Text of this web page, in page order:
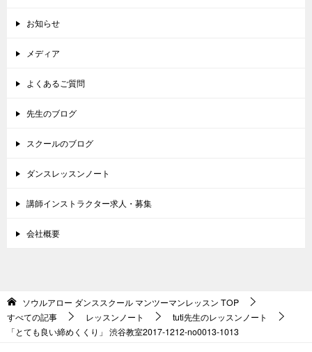
お知らせ
メディア
よくあるご質問
先生のブログ
スクールのブログ
ダンスレッスンノート
講師インストラクター求人・募集
会社概要
ソウルアロー ダンススクール マンツーマンレッスン TOP
すべての記事
レッスンノート
tuti先生のレッスンノート
「とても良い締めくくり」 渋谷教室2017-1212-no0013-1013